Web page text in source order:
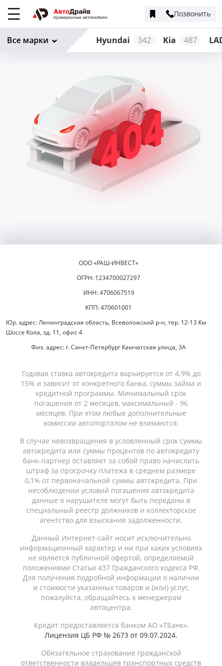
Позвонить
Hyundai 342 Kia 487
Все марки
ООО «РАШ-ИНВЕСТ»
ОГРН: 1234700027297
ИНН: 4706067519
КПП: 470601001
Юр. адрес: Ленинградская область, Всеволожский р-н, тер. 12-13 Км
Шоссе Кола, зд. 11, офис 4
Физ. адрес: г. Санкт-Петербург Камчатская улица, 3А
Годовая ставка автокредита варьируется от 4.9% до
15% и зависит от конкретного банка, суммы займа и
кредитной программы. Минимальный срок
погашения от 2 месяцев, максимальный - 96
месяцев. При этом любые дополнительные
комиссии автопорталом не взимаются.
В случае невозвращения в условленный срок суммы
автокредита или суммы процентов по автокредиту
банк-партнер оставляет за собой право начислить
штраф за просрочку платежа в среднем размере
0,1% от первоначальной суммы автокредита. При
несоблюдении условий погашения автокредита
данные о нарушителе могут быть переданы в
специальный реестр должников и коллекторское
агентство для взыскания задолженности.
Данный Интернет-сайт носит исключительно
информационный характер и ни при каких условиях
не является публичной офертой, определяемой
положениями Статьи 437 Гражданского кодекса РФ.
Для получения подробной информации о наличии
и стоимости указанных товаров и (или) услуг,
пожалуйста, обращайтесь к менеджерам
автоцентра.
Кредит предоставляется банком АО «ТБанк».
Лицензия ЦБ РФ № 2673 от 09.07.2024.
Обязательное страхование гражданской
ответственности владельцев транспортных средств